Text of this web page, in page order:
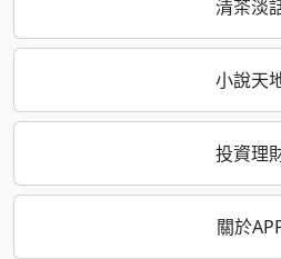
清茶淡
小說天
投資理
關於